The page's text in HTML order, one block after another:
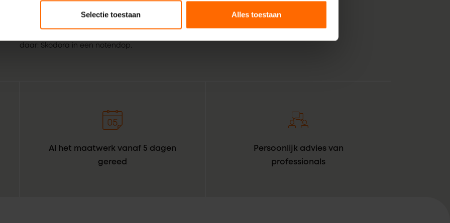
Selectie toestaan Alles toestaan
vakmensen. Echte professionals die weten wat het beste is voor jouw klus in
Staphorst. Combineer dat met de wil om het bestellen van kunststof kozijnen
daar: Skodora in een notendop.
Al het maatwerk vanaf 5 dagen
gereed
Persoonlijk advies van
professionals